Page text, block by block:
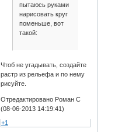
пытаюсь руками
нарисовать круг
поменьше, вот
такой:
Чтоб не угадывать, создайте
растр из рельефа и по нему
рисуйте.
Отредактировано Роман С
(08-06-2013 14:19:41)
+1